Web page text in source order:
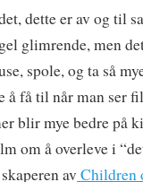
dette er av og til
glimrende, men
spole, og ta så
å få til når man ser
blir mye bedre på
om å overleve i
av Children